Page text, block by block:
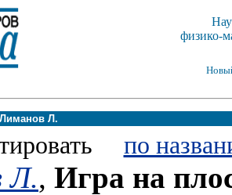
физико-
Лиманов Л.
по
Л., Игра на